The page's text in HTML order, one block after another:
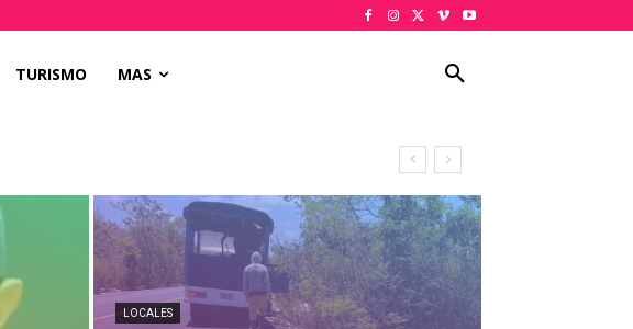
TURISMO MAS
LOCALES